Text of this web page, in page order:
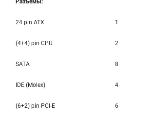
Разъемы:
24 pin ATX 1
(4+4) pin CPU 2
SATA 8
IDE (Molex) 4
(6+2) pin PCI-E 6